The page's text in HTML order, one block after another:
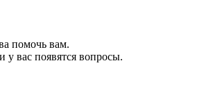
помочь вам.
вас появятся вопросы.